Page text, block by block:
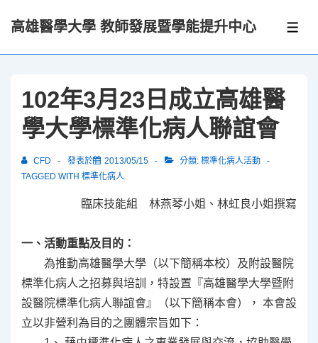
Skip高雄醫學大學 教師發展暨學能提升中心
選
102年3月23日成立高雄醫
學大學標準化病人聯誼會
CFD 發表於 2013/05/15 分類: 標準化病人活動
TAGGED WITH 標準化病人
臨床技能組 林燕琴小姐、林虹良小姐撰寫
一、活動重點及目的：
為推動高雄醫學大學（以下簡稱本校）及附設醫院
標準化病人之招募與培訓，特設置『高雄醫學大學暨附
設醫院標準化病人聯誼會』（以下簡稱本會）， 本會設
立以非營利為目的之團體宗旨如下：